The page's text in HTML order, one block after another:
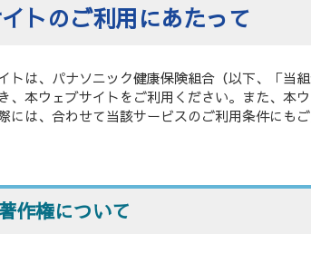
トのご利用にあたって
トは、パナソニック健康保険組合（以下、「当
、本ウェブサイトをご利用ください。また、本
には、合わせて当該サービスのご利用条件にも
作権について